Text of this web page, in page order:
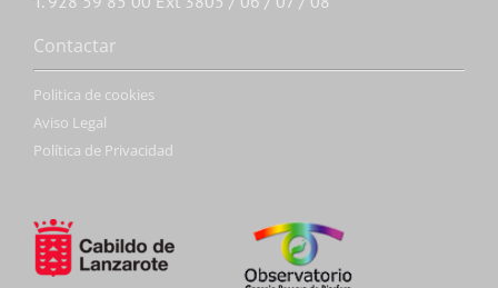
Contactar
Politica de cookies
Aviso Legal
Política de Privacidad